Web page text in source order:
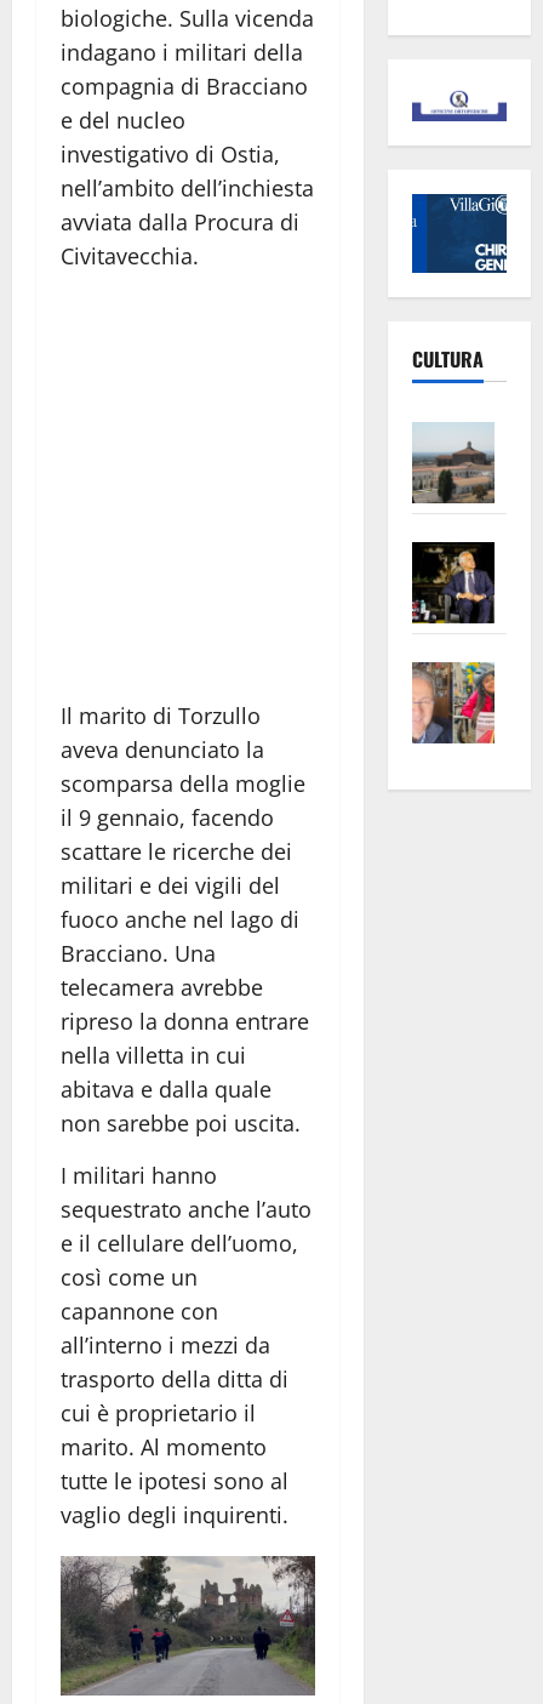
biologiche. Sulla vicenda
indagano i militari della
compagnia di Bracciano
e del nucleo
investigativo di Ostia,
nell’ambito dell’inchiesta
avviata dalla Procura di
Civitavecchia.
Il marito di Torzullo
aveva denunciato la
scomparsa della moglie
il 9 gennaio, facendo
scattare le ricerche dei
militari e dei vigili del
fuoco anche nel lago di
Bracciano. Una
telecamera avrebbe
ripreso la donna entrare
nella villetta in cui
abitava e dalla quale
non sarebbe poi uscita.
I militari hanno
sequestrato anche l’auto
e il cellulare dell’uomo,
così come un
capannone con
all’interno i mezzi da
trasporto della ditta di
cui è proprietario il
marito. Al momento
tutte le ipotesi sono al
vaglio degli inquirenti.
CULTURA
euro
apre